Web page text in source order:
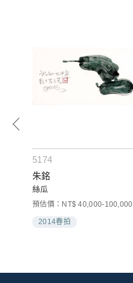
5174
朱銘
絲瓜
預估價：NT$ 40,000-100,000
2014春拍